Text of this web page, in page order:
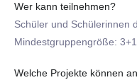
Wer kann teilnehmen?
Schüler und Schülerinnen
Mindestgruppengröße:
Welche Projekte können